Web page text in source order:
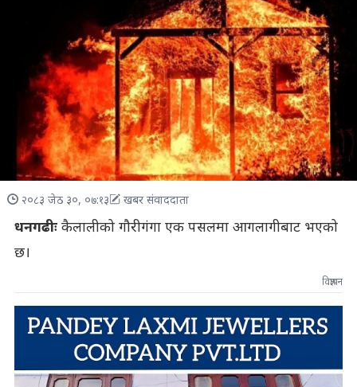
२०८३ जेठ ३०, ०७:१३ खबर संवाददाता
धनगढीः कैलालीको गौरीगंगा एक पसलमा आगलागीबाट भएको
छ।
विज्ञापन